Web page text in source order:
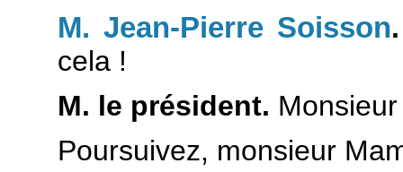
M. Jean-Pierre Soisson.
cela !
M. le président.
Poursuivez, monsieur